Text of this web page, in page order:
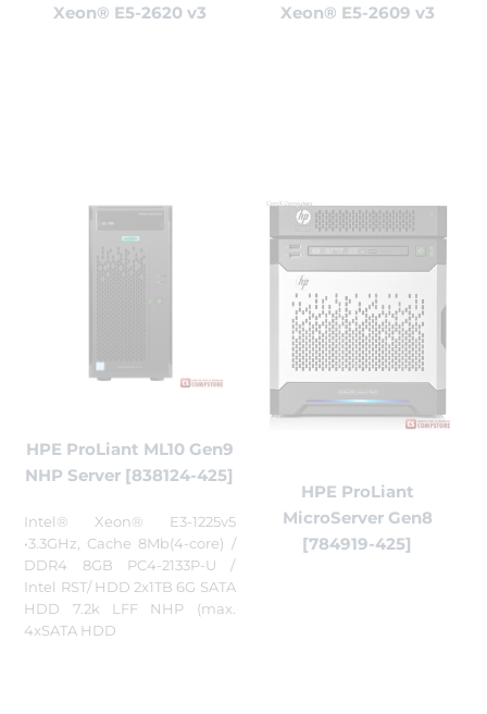
Xeon® E5-2620 v3
Xeon® E5-2609 v3
HPE ProLiant ML10 Gen9
NHP Server [838124-425]
Intel® Xeon® E3-1225v5
•3.3GHz, Cache 8Mb(4-core) /
DDR4 8GB PC4-2133P-U /
Intel RST/ HDD 2x1TB 6G SATA
HDD 7.2k LFF NHP (max.
4xSATA HDD
HPE ProLiant
MicroServer Gen8
[784919-425]